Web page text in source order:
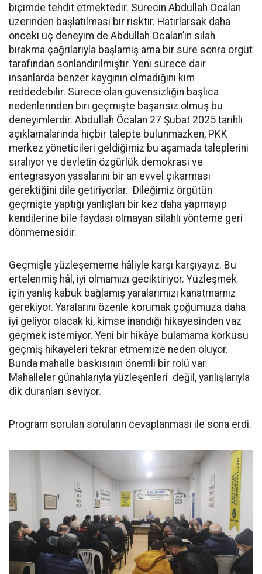
biçimde tehdit etmektedir. Sürecin Abdullah Öcalan
üzerinden başlatılması bir risktir. Hatırlarsak daha
önceki üç deneyim de Abdullah Öcalan’ın silah
bırakma çağrılarıyla başlamış ama bir süre sonra örgüt
tarafından sonlandırılmıştır. Yeni sürece dair
insanlarda benzer kaygının olmadığını kim
reddedebilir. Sürece olan güvensizliğin başlıca
nedenlerinden biri geçmişte başarısız olmuş bu
deneyimlerdir. Abdullah Öcalan 27 Şubat 2025 tarihli
açıklamalarında hiçbir talepte bulunmazken, PKK
merkez yöneticileri geldiğimiz bu aşamada taleplerini
sıralıyor ve devletin özgürlük demokrasi ve
entegrasyon yasalarını bir an evvel çıkarması
gerektiğini dile getiriyorlar. Dileğimiz örgütün
geçmişte yaptığı yanlışları bir kez daha yapmayıp
kendilerine bile faydası olmayan silahlı yönteme geri
dönmemesidir.
Geçmişle yüzleşememe hâliyle karşı karşıyayız. Bu
ertelenmiş hâl, iyi olmamızı geciktiriyor. Yüzleşmek
için yanlış kabuk bağlamış yaralarımızı kanatmamız
gerekiyor. Yaralarını özenle korumak çoğumuza daha
iyi geliyor olacak ki, kimse inandığı hikayesinden vaz
geçmek istemiyor. Yeni bir hikâye bulamama korkusu
geçmiş hikayeleri tekrar etmemize neden oluyor.
Bunda mahalle baskısının önemli bir rolü var.
Mahalleler günahlarıyla yüzleşenleri değil, yanlışlarıyla
dik duranları seviyor.
Program sorulan soruların cevaplanması ile sona erdi.